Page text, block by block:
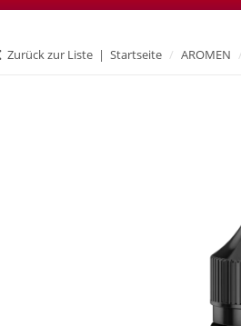
Zurück zur Liste Startseite AROMEN